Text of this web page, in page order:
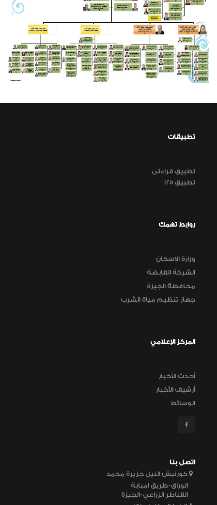
تطبيقات
تطبيق قراءتى
تطبيق 125
روابط تهمك
وزارة الاسكان
الشركة القابضة
محافظة الجيزة
جهاز تنظيم مياة الشرب
المركز الإعلامي
أحدث الأخبار
أرشيف الأخبار
الوسائط
اتصل بنا
الوراق-طريق امبابة
القناطر الزراعي-الجيزة